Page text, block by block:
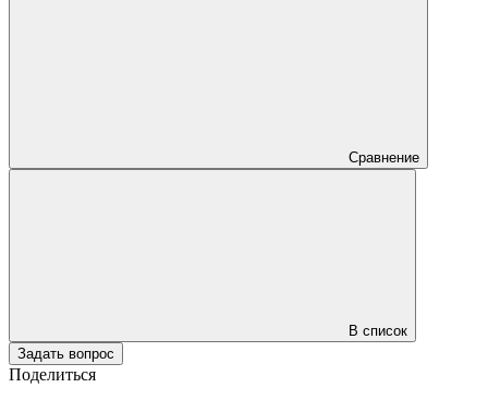
Сравнение
В список
Задать вопрос
Поделиться